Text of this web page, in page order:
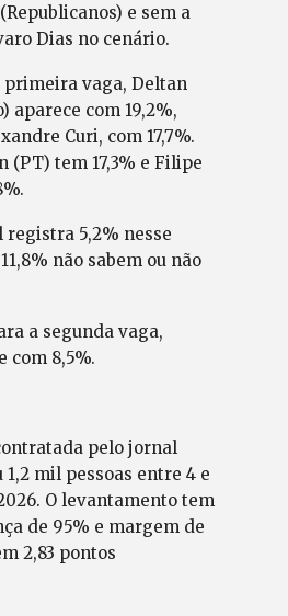
e sem a
Dias no cenário.
primeira vaga, Deltan
aparece com 19,2%,
Curi, com 17,7%.
(PT) tem 17,3% e Filipe
5,2% nesse
não sabem ou não
a segunda vaga,
com 8,5%.
pelo jornal
mil pessoas entre 4 e
O levantamento tem
de 95% e margem de
2,83 pontos